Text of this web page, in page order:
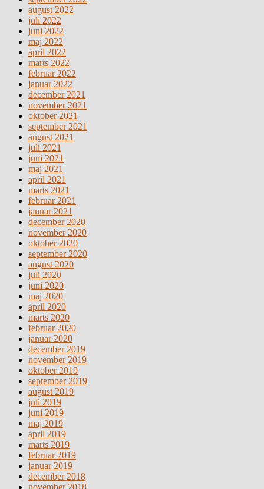
august 2022
juli 2022
juni 2022
maj 2022
april 2022
marts 2022
februar 2022
januar 2022
december 2021
november 2021
oktober 2021
september 2021
august 2021
juli 2021
juni 2021
maj 2021
april 2021
marts 2021
februar 2021
januar 2021
december 2020
november 2020
oktober 2020
september 2020
august 2020
juli 2020
juni 2020
maj 2020
april 2020
marts 2020
februar 2020
januar 2020
december 2019
november 2019
oktober 2019
september 2019
august 2019
juli 2019
juni 2019
maj 2019
april 2019
marts 2019
februar 2019
januar 2019
december 2018
november 2018